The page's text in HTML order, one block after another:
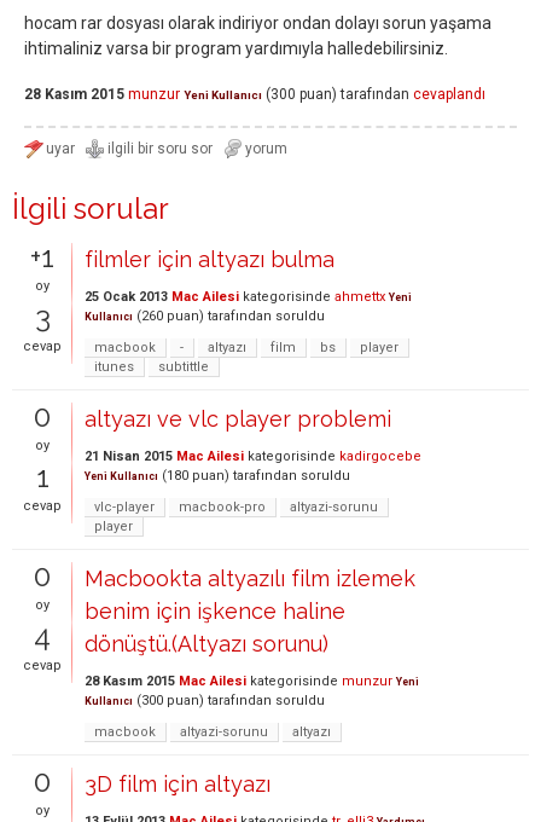
hocam rar dosyası olarak indiriyor ondan dolayı sorun yaşama
ihtimaliniz varsa bir program yardımıyla halledebilirsiniz.
28 Kasım 2015 munzur Yeni Kullanıcı (300 puan) tarafından cevaplandı
İlgili sorular
+1
oy
3
cevap
filmler için altyazı bulma
25 Ocak 2013 Mac Ailesi kategorisinde ahmettx Yeni
Kullanıcı (260 puan) tarafından soruldu
macbook
- altyazı film bs
player
itunes
subtittle
0
oy
1
cevap
altyazı ve vlc player problemi
21 Nisan 2015 Mac Ailesi kategorisinde kadirgocebe
Yeni Kullanıcı (180 puan) tarafından soruldu
vlc-player
macbook-pro
altyazi-sorunu
player
0
oy
4
cevap
Macbookta altyazılı film izlemek
benim için işkence haline
dönüştü.(Altyazı sorunu)
28 Kasım 2015 Mac Ailesi kategorisinde munzur Yeni
Kullanıcı (300 puan) tarafından soruldu
macbook
altyazi-sorunu altyazı
0
oy
3D film için altyazı